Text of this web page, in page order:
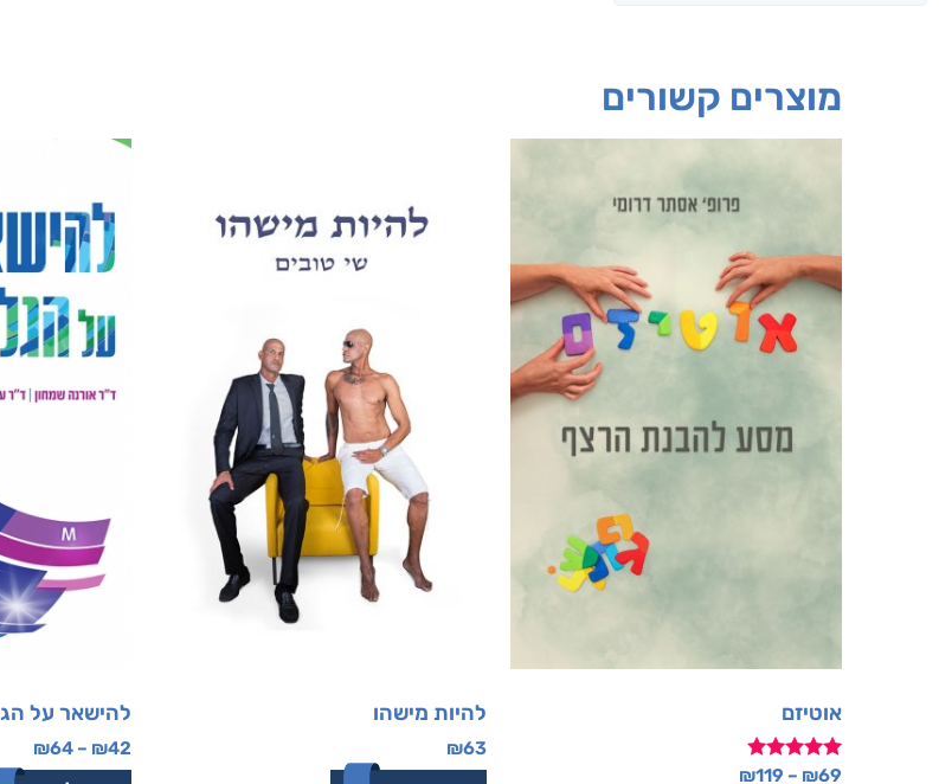
מוצרים קשורים
אוטיזם
דורג₪69
–
₪119
להיות מישהו
₪63
להישאר על
₪42
–
₪64